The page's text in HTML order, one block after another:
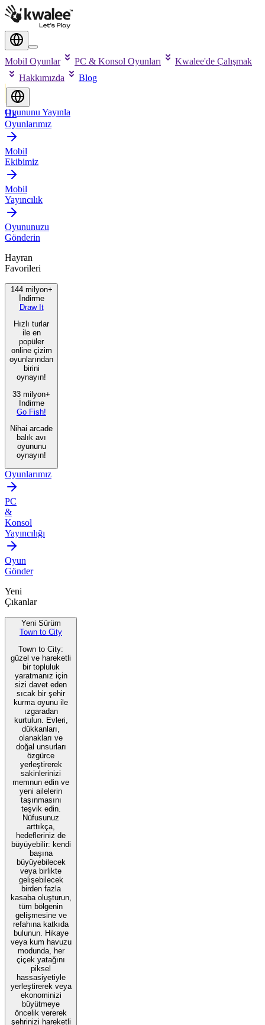
Mobil Oyunlar PC & Konsol Oyunları
Kwalee'de Çalışmak
Hakkımızda
Blog
Oyununu Yayınla
Hit
Oyunlarımız
Mobil
Ekibimiz
Mobil
Yayıncılık
Oyununuzu
Gönderin
Hayran
Favorileri
144 milyon+
İndirme
Draw It
Hızlı turlar
ile en
popüler
online çizim
oyunlarından
birini
oynayın!
33 milyon+
İndirme
Go Fish!
Nihai arcade
balık avı
oyununu
oynayın!
Oyunlarımız
PC
&
Konsol
Yayıncılığı
Oyun
Gönder
Yeni
Çıkanlar
Yeni Sürüm
Town to City
Town to City:
güzel ve hareketli
bir topluluk
yaratmanız için
sizi davet eden
sıcak bir şehir
kurma oyunu ile
ızgaradan
kurtulun. Evleri,
dükkanları,
olanakları ve
doğal unsurları
özgürce
yerleştirerek
sakinlerinizi
memnun edin ve
yeni ailelerin
taşınmasını
teşvik edin.
Nüfusunuz
arttıkça,
hedefleriniz de
büyüyebilir: kendi
başına
büyüyebilecek
veya birlikte
gelişebilecek
birden fazla
kasaba oluşturun,
tüm bölgenin
gelişmesine ve
refahına katkıda
bulunun. Hikaye
veya kum havuzu
modunda, her
çiçek yatağını
piksel
hassasiyetiyle
yerleştirerek veya
ekonominizi
büyütmeye
öncelik vererek
şehrinizi hareketli